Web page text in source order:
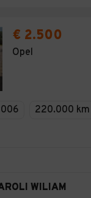
€ 2.500
Opel
220.000 km
WILIAM